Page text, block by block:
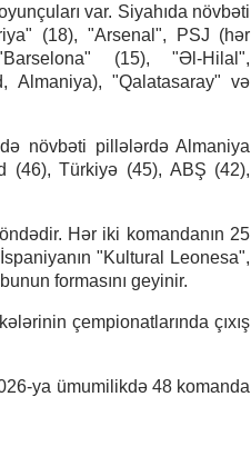
var. Siyahıda növbəti
(18), "Arsenal", PSJ (hər
(15), "Əl-Hilal",
Almaniya), "Qalatasaray" və
növbəti pillələrdə Almaniya
(46), Türkiyə (45), ABŞ (42),
Hər iki komandanın 25
"Kultural Leonesa",
formasını geyinir.
çempionatlarında çıxış
ya ümumilikdə 48 komanda